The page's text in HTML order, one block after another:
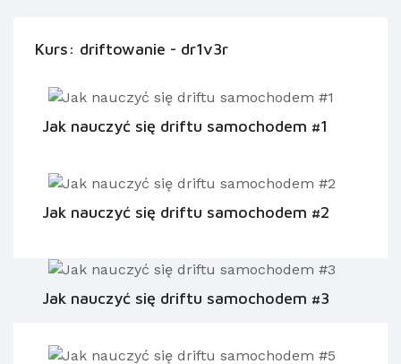
Kurs: driftowanie - dr1v3r
Jak nauczyć się driftu samochodem #1
Jak nauczyć się driftu samochodem #2
Jak nauczyć się driftu samochodem #3